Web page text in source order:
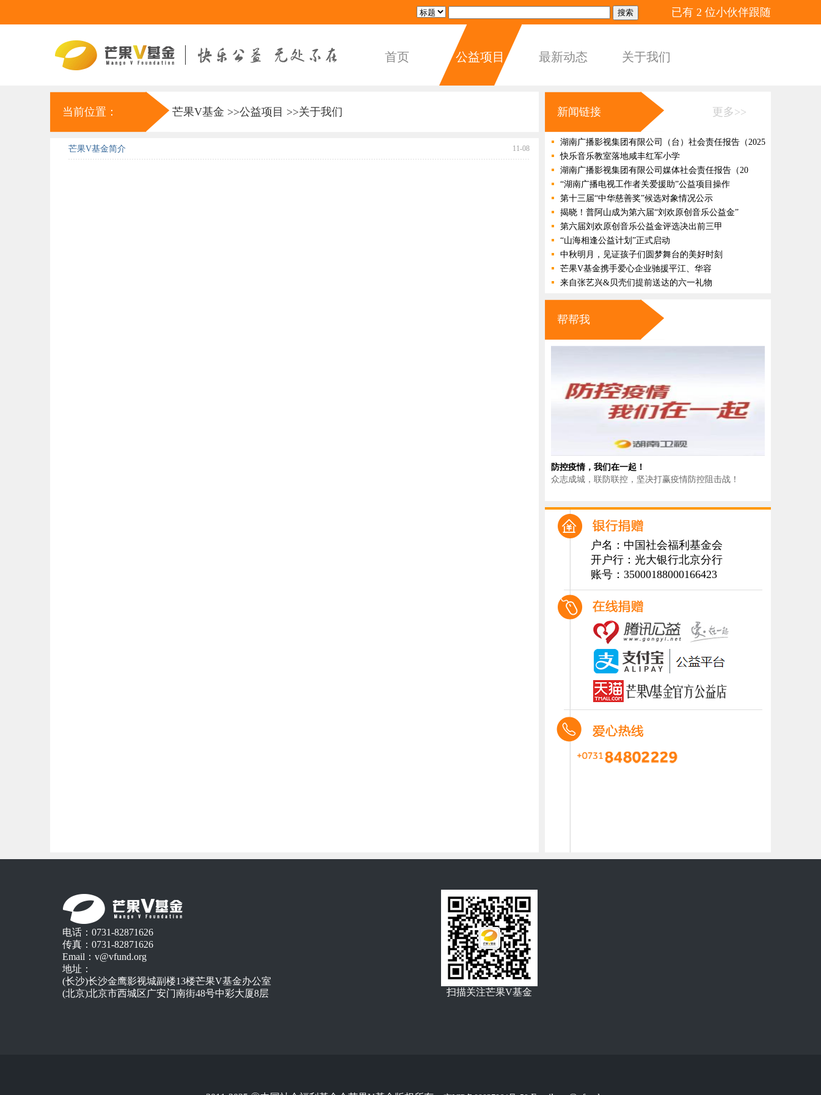
已有 2 位小伙伴跟随
首页 公益项目 最新动态 关于我们
当前位置： 芒果V基金 >>公益项目 >>关于我们
11-08
芒果V基金简介
新闻链接 更多>>
湖南广播影视集团有限公司（台）社会责任报告（2025
快乐音乐教室落地咸丰红军小学
湖南广播影视集团有限公司媒体社会责任报告（20
“湖南广播电视工作者关爱援助”公益项目操作
第十三届“中华慈善奖”候选对象情况公示
揭晓！普阿山成为第六届“刘欢原创音乐公益金”
第六届刘欢原创音乐公益金评选决出前三甲
“山海相逢公益计划”正式启动
中秋明月，见证孩子们圆梦舞台的美好时刻
芒果V基金携手爱心企业驰援平江、华容
来自张艺兴&贝壳们提前送达的六一礼物
帮帮我
防控疫情，我们在一起！
众志成城，联防联控，坚决打赢疫情防控阻击战！
户名：中国社会福利基金会
开户行：光大银行北京分行
账号：35000188000166423
电话：0731-82871626
传真：0731-82871626
Email：v@vfund.org
地址：
(长沙)长沙金鹰影视城副楼13楼芒果V基金办公室
(北京)北京市西城区广安门南街48号中彩大厦8层
扫描关注芒果V基金